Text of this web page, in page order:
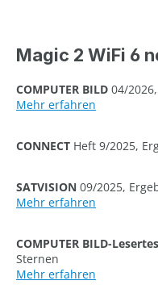
Magic 2 WiFi 6
COMPUTER BILD 04/
Mehr erfahren
CONNECT Heft 9/2025,
SATVISION 09/2025,
Mehr erfahren
COMPUTER BILD-
Sternen
Mehr erfahren